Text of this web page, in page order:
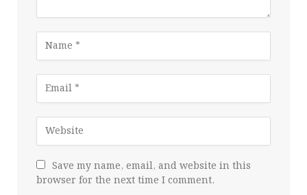
Save my name, email, and website in this
browser for the next time I comment.